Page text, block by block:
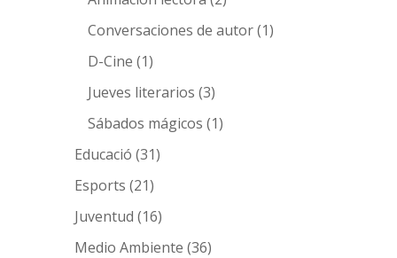
Conversaciones de autor(1)
D-Cine (1)
Jueves literarios (3)
Sábados mágicos (1)
Educació (31)
Esports (21)
Juventud (16)
Medio Ambiente (36)